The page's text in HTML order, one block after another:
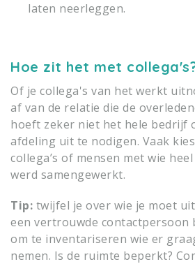
laten neerleggen.
Hoe zit het met
Of je collega's van het werkt
af van de relatie die de
hoeft zeker niet het hele bedrijf
afdeling uit te nodigen. Vaak
collega’s of mensen met wie
werd samengewerkt.
Tip: twijfel je over wie je moet
een vertrouwde
om te inventariseren wie er
nemen. Is de ruimte beperkt?